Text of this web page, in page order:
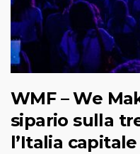
WMF – We
sipario sulla
l’Italia